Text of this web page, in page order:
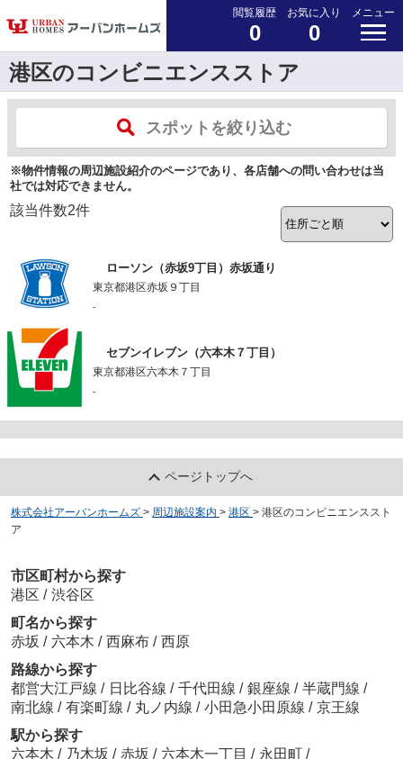
閲覧履歴
0
お気に入り
0
メニュー
港区のコンビニエンスストア
スポットを絞り込む
※物件情報の周辺施設紹介のページであり、各店舗への問い合わせは当
社では対応できません。
該当件数2件
ローソン（赤坂9丁目）赤坂通り
東京都港区赤坂９丁目
-
セブンイレブン（六本木７丁目）
東京都港区六本木７丁目
-
ページトップへ
株式会社アーバンホームズ > 周辺施設案内 > 港区 > 港区のコンビニエンススト
ア
市区町村から探す
港区 / 渋谷区
町名から探す
赤坂 / 六本木 / 西麻布 / 西原
路線から探す
都営大江戸線 / 日比谷線 / 千代田線 / 銀座線 / 半蔵門線 /
南北線 / 有楽町線 / 丸ノ内線 / 小田急小田原線 / 京王線
駅から探す
六本木 / 乃木坂 / 赤坂 / 六本木一丁目 / 永田町 /